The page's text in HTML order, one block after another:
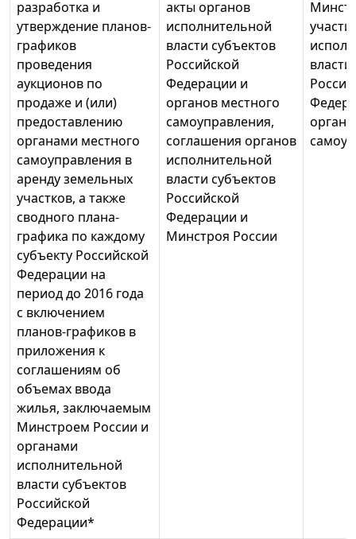
разработка и
утверждение планов-
графиков
проведения
аукционов по
продаже и (или)
предоставлению
органами местного
самоуправления в
аренду земельных
участков, а также
сводного плана-
графика по каждому
субъекту Российской
Федерации на
период до 2016 года
с включением
планов-графиков в
приложения к
соглашениям об
объемах ввода
жилья, заключаемым
Минстроем России и
органами
исполнительной
власти субъектов
Российской
Федерации*
акты органов
исполнительной
власти субъектов
Российской
Федерации и
органов местного
самоуправления,
соглашения органов
исполнительной
власти субъектов
Российской
Федерации и
Минстроя России